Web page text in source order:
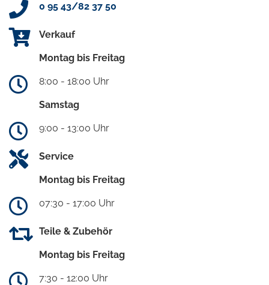
0 95 43/82 37 50
Verkauf
Montag bis Freitag
8:00 - 18:00 Uhr
Samstag
9:00 - 13:00 Uhr
Service
Montag bis Freitag
07:30 - 17:00 Uhr
Teile & Zubehör
Montag bis Freitag
7:30 - 12:00 Uhr